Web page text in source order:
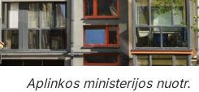
Aplinkos ministerijos nuotr.